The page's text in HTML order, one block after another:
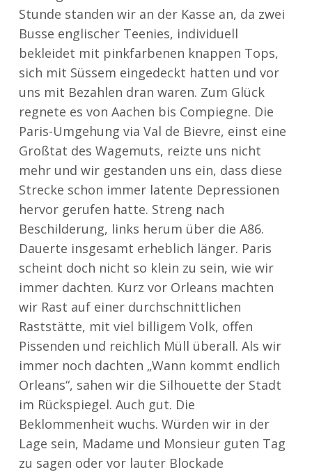
Stunde standen wir an der Kasse an, da zwei
Busse englischer Teenies, individuell
bekleidet mit pinkfarbenen knappen Tops,
sich mit Süssem eingedeckt hatten und vor
uns mit Bezahlen dran waren. Zum Glück
regnete es von Aachen bis Compiegne. Die
Paris-Umgehung via Val de Bievre, einst eine
Großtat des Wagemuts, reizte uns nicht
mehr und wir gestanden uns ein, dass diese
Strecke schon immer latente Depressionen
hervor gerufen hatte. Streng nach
Beschilderung, links herum über die A86.
Dauerte insgesamt erheblich länger. Paris
scheint doch nicht so klein zu sein, wie wir
immer dachten. Kurz vor Orleans machten
wir Rast auf einer durchschnittlichen
Raststätte, mit viel billigem Volk, offen
Pissenden und reichlich Müll überall. Als wir
immer noch dachten „Wann kommt endlich
Orleans“, sahen wir die Silhouette der Stadt
im Rückspiegel. Auch gut. Die
Beklommenheit wuchs. Würden wir in der
Lage sein, Madame und Monsieur guten Tag
zu sagen oder vor lauter Blockade